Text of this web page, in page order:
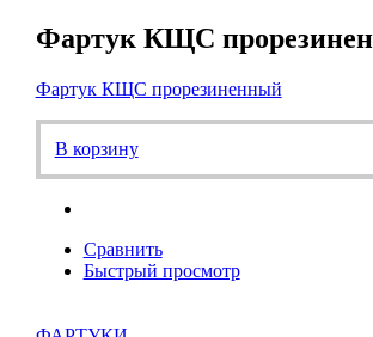
Фартук КЩС
Фартук КЩС прорезиненный
В корзину
Сравнить
Быстрый просмотр